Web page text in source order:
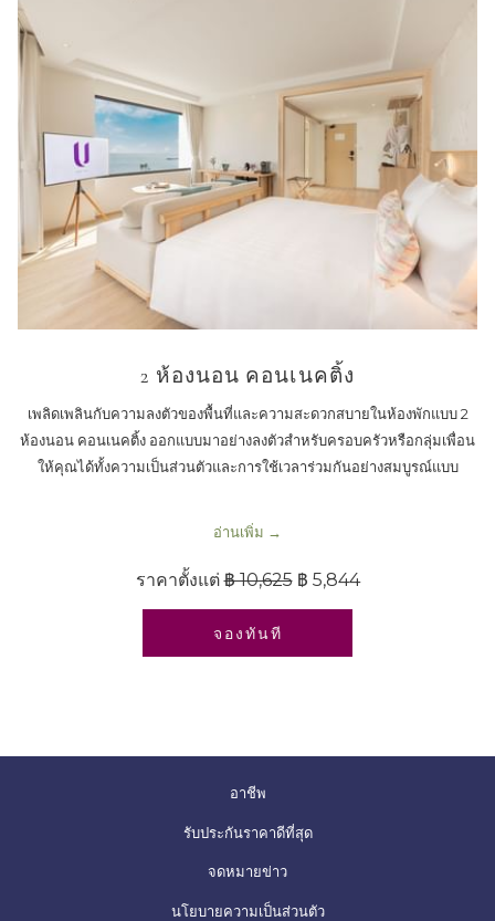
2 ห้องนอน คอนเนคติ้ง
เพลิดเพลินกับความลงตัวของพื้นที่และความสะดวกสบายในห้องพักแบบ 2
ห้องนอน คอนเนคติ้ง ออกแบบมาอย่างลงตัวสำหรับครอบครัวหรือกลุ่มเพื่อน
ให้คุณได้ทั้งความเป็นส่วนตัวและการใช้เวลาร่วมกันอย่างสมบูรณ์แบบ
อ่านเพิ่ม
ราคาตั้งแต่฿ 10,625 ฿ 5,844
จองทันที
อาชีพเปิด
ใหม่
รับประกันราคาดีที่สุด
จดหมายข่าว
นโยบายความเป็นส่วนตัวเปิด